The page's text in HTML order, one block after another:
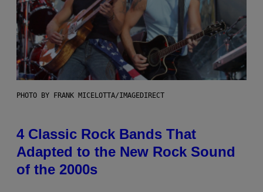
PHOTO BY FRANK MICELOTTA/IMAGEDIRECT
4 Classic Rock Bands That
Adapted to the New Rock Sound
of the 2000s